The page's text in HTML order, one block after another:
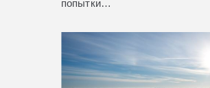
попытки…